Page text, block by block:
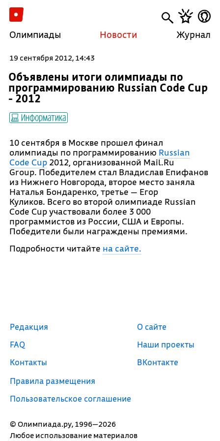
Олимпиады Новости Журнал
19 сентября 2012, 14:43
Объявлены итоги олимпиады по
программированию Russian Code Cup
- 2012
Информатика
10 сентября в Москве прошел финал
олимпиады по программированию Russian
Code Cup2012, организованной Mail.Ru
Group.Победителем стал Владислав Епифанов
из Нижнего Новгорода, второе место заняла
Наталья Бондаренко, третье — Егор
Куликов. Всего во второй олимпиаде Russian
Code Cup участвовали более 3 000
программистов из России, США и Европы.
Победители были награждены премиями.
Подробности читайте на сайте.
© Олимпиада.ру, 1996—2026
Любое использование материалов
Редакция
FAQ
Контакты
Правила размещения
Пользовательское соглашение
О сайте
Наши проекты
ВКонтакте